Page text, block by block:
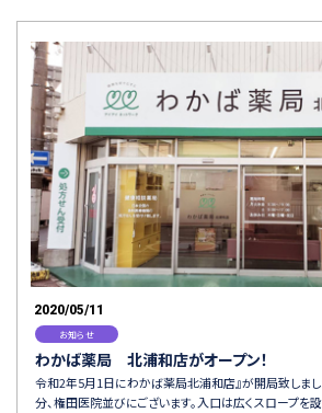
2020/05/11
お知らせ
わかば薬局 北浦和店がオープン！
令和2年5月1日にわかば薬局北浦和店』が開局致しま
分、権田医院並びにございます。入口は広くスロープを